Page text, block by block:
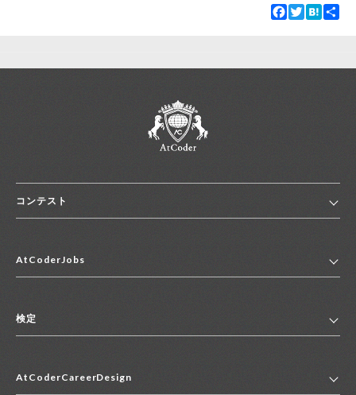
Facebook
TwitterHatena
コンテスト
コンテスト一覧
便利リンク集
AtCoderJobs
2027年新卒採用求人一覧
中途採用求人一覧
検定
マイページ
AtCoderCareerDesign